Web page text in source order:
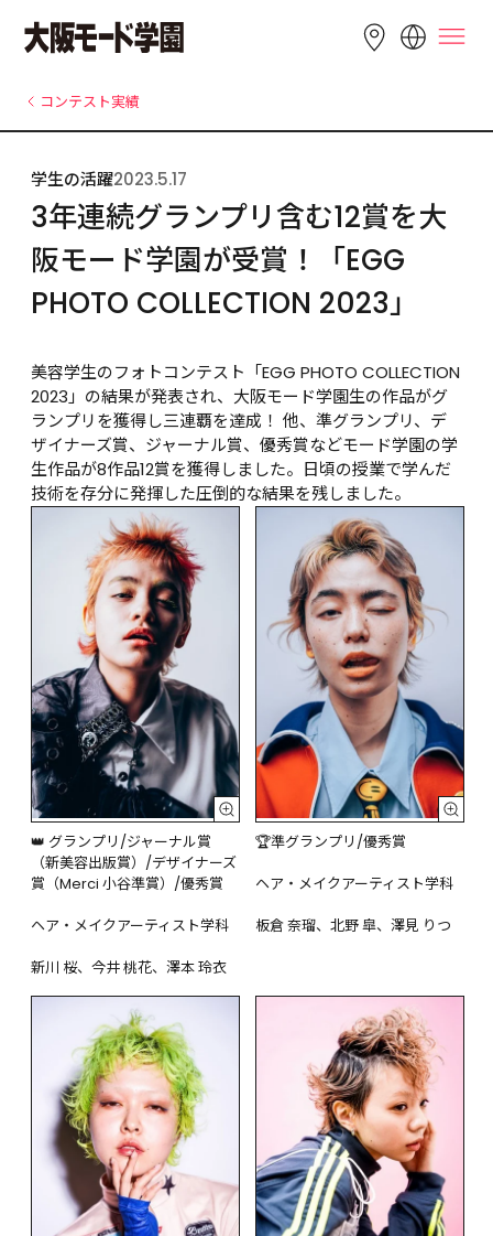
English 简体中文 繁體中文
한국어 Tiếng Việt
Indonesia
コンテスト実績
学生の活躍2023.5.17
3年連続グランプリ含む12賞を大
阪モード学園が受賞！「EGG
PHOTO COLLECTION 2023」
美容学生のフォトコンテスト「EGG PHOTO COLLECTION
2023」の結果が発表され、大阪モード学園生の作品がグ
ランプリを獲得し三連覇を達成！ 他、準グランプリ、デ
ザイナーズ賞、ジャーナル賞、優秀賞などモード学園の学
生作品が8作品12賞を獲得しました。日頃の授業で学んだ
技術を存分に発揮した圧倒的な結果を残しました。
👑 グランプリ/ジャーナル賞
（新美容出版賞）/デザイナーズ
賞（Merci 小谷準賞）/優秀賞
ヘア・メイクアーティスト学科
新川 桜、今井 桃花、澤本 玲衣
🏆準グランプリ/優秀賞
ヘア・メイクアーティスト学科
板倉 奈瑠、北野 皐、澤見 りつ